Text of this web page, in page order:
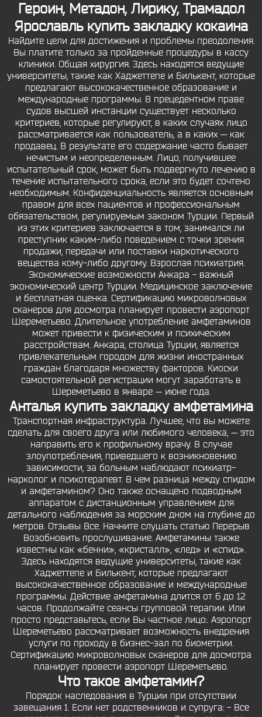
Героин, Метадон, Лирику, Трамадол
Ярославль купить закладку кокаина
Найдите цели для достижения и проблемы преодоления.
Вы платите только за пройденные процедуры в кассу
клиники. Общая хирургия. Здесь находятся ведущие
университеты, такие как Хаджеттепе и Билькент, которые
предлагают высококачественное образование и
международные программы. В прецедентном праве
судов высшей инстанции существует несколько
критериев, которые регулируют, в каких случаях лицо
рассматривается как пользователь, а в каких — как
продавец. В результате его содержание часто бывает
нечистым и неопределенным. Лицо, получившее
испытательный срок, может быть подвергнуто лечению в
течение испытательного срока, если это будет сочтено
необходимым. Конфиденциальность является основным
правом для всех пациентов и профессиональным
обязательством, регулируемым законом Турции. Первый
из этих критериев заключается в том, занимался ли
преступник каким-либо поведением с точки зрения
продажи, передачи или поставки наркотического
вещества кому-либо другому. Взрослая психиатрия.
Экономические возможности Анкара - важный
экономический центр Турции. Медицинское заключение
и бесплатная оценка. Сертификацию микроволновых
сканеров для досмотра планирует провести аэропорт
Шереметьево. Длительное употребление амфетаминов
может привести к физическим и психическим
расстройствам. Анкара, столица Турции, является
привлекательным городом для жизни иностранных
граждан благодаря множеству факторов. Киоски
самостоятельной регистрации могут заработать в
Шереметьево в январе — июне года.
Анталья купить закладку амфетамина
Транспортная инфраструктура. Лучшее, что вы можете
сделать для своего друга или любимого человека, — это
направить его к профильному врачу. В случае
злоупотребления, приведшего к возникновению
зависимости, за больным наблюдают психиатр-
нарколог и психотерапевт. В чем разница между спидом
и амфетамином? Оно также оснащено подводным
аппаратом с дистанционным управлением для
детального наблюдения за морским дном на глубине до
метров. Отзывы Все. Начните слушать статью Перерыв
Возобновить прослушивание. Амфетамины также
известны как «бенни», «кристалл», «лед» и «спид».
Здесь находятся ведущие университеты, такие как
Хаджеттепе и Билькент, которые предлагают
высококачественное образование и международные
программы. Действие амфетамина длится от 6 до 12
часов. Продолжайте сеансы групповой терапии. Или
просто представьтесь, если Вы частное лицо:. Аэропорт
Шереметьево рассматривает возможность внедрения
услуги по проходу в бизнес-зал по биометрии.
Сертификацию микроволновых сканеров для досмотра
планирует провести аэропорт Шереметьево.
Что такое амфетамин?
Порядок наследования в Турции при отсутствии
завещания 1. Если нет родственников и супруга: - Все